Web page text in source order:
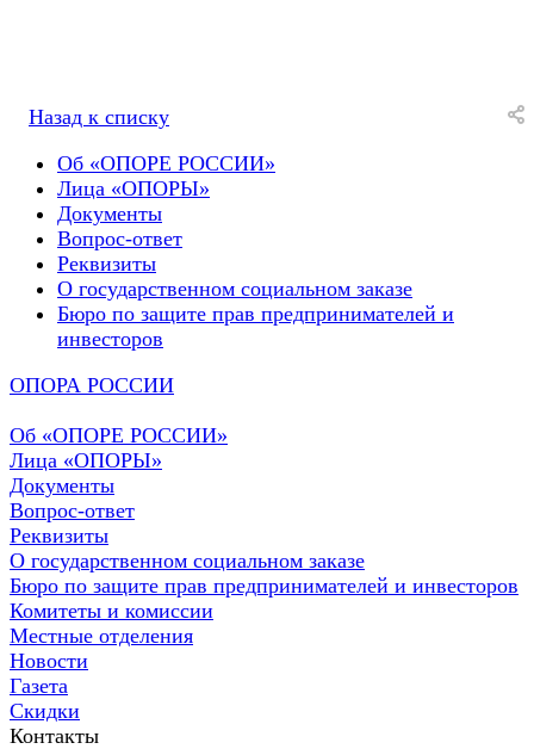
Назад к списку
Об «ОПОРЕ РОССИИ»
Лица «ОПОРЫ»
Документы
Вопрос-ответ
Реквизиты
О государственном социальном заказе
Бюро по защите прав предпринимателей и
инвесторов
ОПОРА РОССИИ
Об «ОПОРЕ РОССИИ»
Лица «ОПОРЫ»
Документы
Вопрос-ответ
Реквизиты
О государственном социальном заказе
Бюро по защите прав предпринимателей и инвесторов
Комитеты и комиссии
Местные отделения
Новости
Газета
Скидки
Контакты